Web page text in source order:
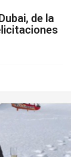
de la